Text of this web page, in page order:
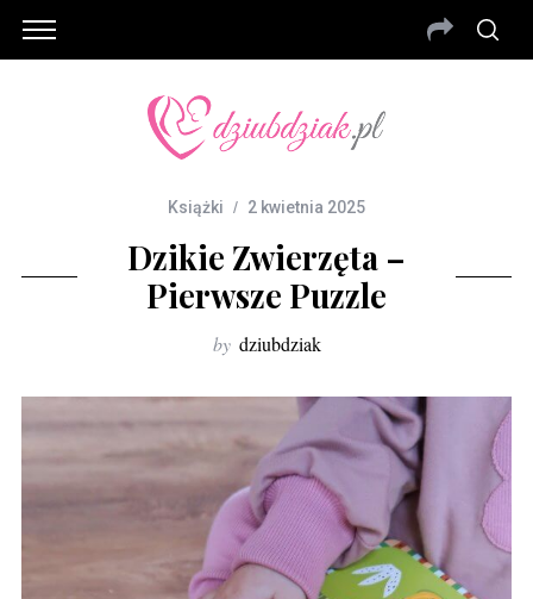
Książki 2 kwietnia 2025
Dzikie Zwierzęta –
Pierwsze Puzzle
by dziubdziak